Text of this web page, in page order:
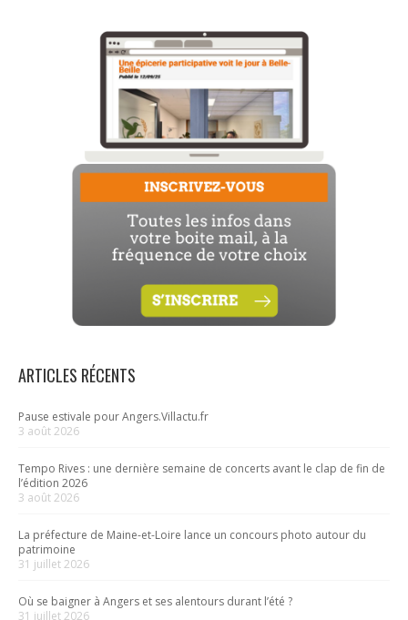
ARTICLES RÉCENTS
Pause estivale pour Angers.Villactu.fr
3 août 2026
Tempo Rives : une dernière semaine de concerts avant le clap de fin de
l’édition 2026
3 août 2026
La préfecture de Maine-et-Loire lance un concours photo autour du
patrimoine
31 juillet 2026
Où se baigner à Angers et ses alentours durant l’été ?
31 juillet 2026